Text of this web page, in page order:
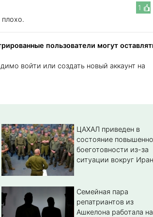
1
пользователи могут
войти или создать новый аккаунт на
ЦАХАЛ приведен в
состояние
боеготовности из-за
ситуации вокруг
Семейная пара
репатриантов из
Ашкелона работала на